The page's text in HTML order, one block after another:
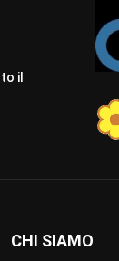
il
CHI SIAMO